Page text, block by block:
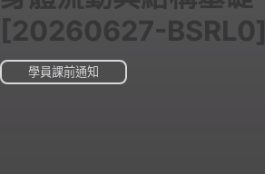
[20260627-BSRL0]
學員課前通知